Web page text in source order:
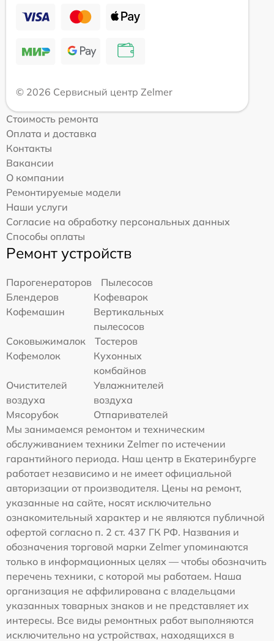
© 2026 Сервисный центр Zelmer
Стоимость ремонта
Оплата и доставка
Контакты
Вакансии
О компании
Ремонтируемые модели
Наши услуги
Согласие на обработку персональных данных
Способы оплаты
Ремонт устройств
Парогенераторов
Пылесосов
Блендеров
Кофеварок
Кофемашин
Вертикальных
пылесосов
Соковыжималок
Тостеров
Кофемолок
Кухонных
комбайнов
Очистителей
воздуха
Увлажнителей
воздуха
Мясорубок
Отпаривателей
Мы занимаемся ремонтом и техническим
обслуживанием техники Zelmer по истечении
гарантийного периода. Наш центр в Екатеринбурге
работает независимо и не имеет официальной
авторизации от производителя. Цены на ремонт,
указанные на сайте, носят исключительно
ознакомительный характер и не являются публичной
офертой согласно п. 2 ст. 437 ГК РФ. Названия и
обозначения торговой марки Zelmer упоминаются
только в информационных целях — чтобы обозначить
перечень техники, с которой мы работаем. Наша
организация не аффилирована с владельцами
указанных товарных знаков и не представляет их
интересы. Все виды ремонтных работ выполняются
исключительно на устройствах, находящихся в